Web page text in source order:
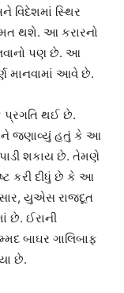
વિદેશમાં સ્થિર
થશે. આ કરારનો
પણ છે. આ
માનવામાં આવે છે.
પ્રગતિ થઈ છે.
જણાવ્યું હતું કે આ
શકાય છે. તેમણે
કરી દીધું છે કે આ
યુએસ રાજદૂત
છે. ઈરાની
બાઘર ગાલિબાફ
છે.